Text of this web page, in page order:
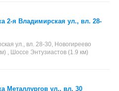
2-я Владимирская ул., вл. 28-
ул., вл. 28-30, Новогиреево
, Шоссе Энтузиастов (1.9 км)
Металлургов ул., вл. 30